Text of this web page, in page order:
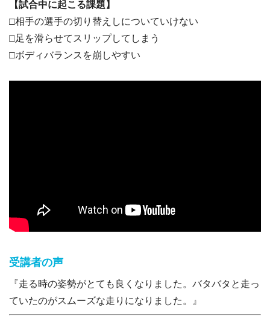
【試合中に起こる課題】
□相手の選手の切り替えしについていけない
□足を滑らせてスリップしてしまう
□ボディバランスを崩しやすい
受講者の声
『走る時の姿勢がとても良くなりました。バタバタと走っ
ていたのがスムーズな走りになりました。』